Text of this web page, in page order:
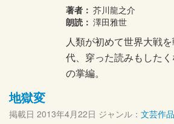
著者： 芥川龍之介
朗読： 澤田雅世
人類が初めて世界大戦
代、穿った読みもした
の掌編。
地獄変
掲載日 2013年4月22日 ジャンル： 文芸作品